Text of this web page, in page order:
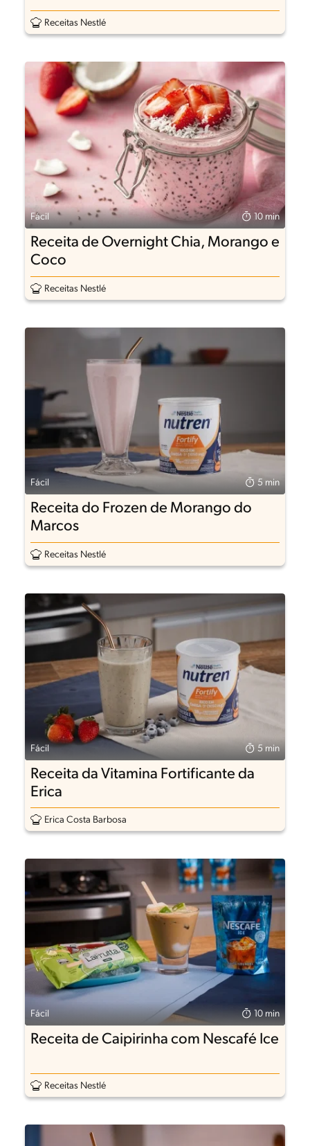
Receitas Nestlé
Fácil 10 min
Receita de Overnight Chia, Morango e
Coco
Receitas Nestlé
Fácil 5 min
Receita do Frozen de Morango do
Marcos
Receitas Nestlé
Fácil 5 min
Receita da Vitamina Fortificante da
Erica
Erica Costa Barbosa
Fácil 10 min
Receita de Caipirinha com Nescafé Ice
Receitas Nestlé